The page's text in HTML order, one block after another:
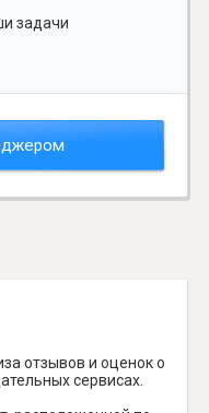
задачи
отзывов и оценок о
сервисах.